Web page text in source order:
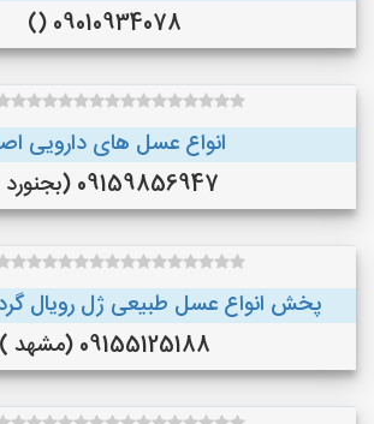
09010934078 ()
انواع عسل های دارویی
09159856947 (بجنورد )
پخش انواع عسل طبیعی ژل رویال
09155125188 (مشهد )